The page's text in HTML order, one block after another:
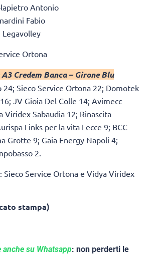
Antonio
Fabio
Legavolley
Ortona
Credem Banca – Girone Blu
24; Sieco Service Ortona 22; Domotek
JV Gioia Del Colle 14; Avimecc
Viridex Sabaudia 12; Rinascita
Links per la vita Lecce 9; BCC
Grotte 9; Gaia Energy Napoli 4;
2.
Sieco Service Ortona e Vidya Viridex
stampa)
anche su Whatsapp: non perderti le